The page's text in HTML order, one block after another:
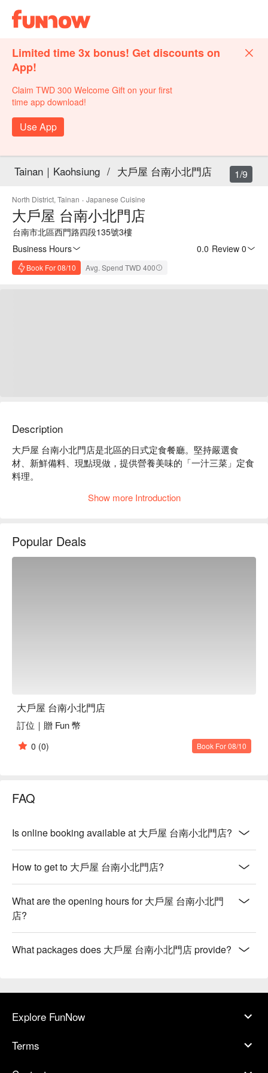
Limited time 3x bonus! Get discounts on
App!
Claim TWD 300 Welcome Gift on your first
time app download!
Use App
Tainan｜Kaohsiung / 大戶屋 台南小北門店
North District, Tainan · Japanese Cuisine
大戶屋 台南小北門店
台南市北區西門路四段135號3樓
Business Hours
0.0 Review 0
Book For 08/10 Avg. Spend TWD 400
1/9
Description
大戶屋 台南小北門店是北區的日式定食餐廳。堅持嚴選食
材、新鮮備料、現點現做，提供營養美味的「一汁三菜」定食
料理。
虎斑定食、炭烤花魚定食、炸腰內肉排定食、牛肉壽喜燒定
Show more Introduction
Popular Deals
大戶屋 台南小北門店
訂位｜贈 Fun 幣
0 (0) Book For 08/10
FAQ
Is online booking available at 大戶屋 台南小北門店?
How to get to 大戶屋 台南小北門店?
What are the opening hours for 大戶屋 台南小北門
店?
What packages does 大戶屋 台南小北門店 provide?
Explore FunNow
Terms